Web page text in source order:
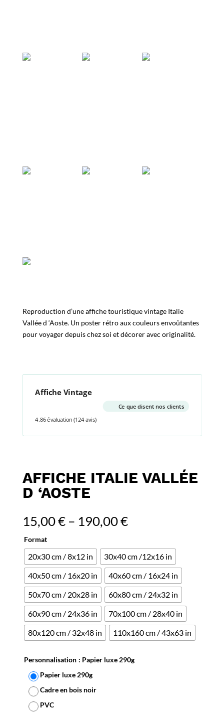
Reproduction d’une affiche touristique vintage Italie
Vallée d ‘Aoste. Un poster rétro aux couleurs envoûtantes
pour voyager depuis chez soi et décorer avec originalité.
Affiche Vintage
Ce que disent nos clients
4.86 évaluation (124 avis)
AFFICHE ITALIE VALLÉE
D ‘AOSTE
15,00€– 190,00€
Format
20x30 cm / 8x12 in
30x40 cm /12x16 in
40x50 cm / 16x20 in
40x60 cm / 16x24 in
50x70 cm / 20x28 in
60x80 cm / 24x32 in
60x90 cm / 24x36 in
70x100 cm / 28x40 in
80x120 cm / 32x48 in
110x160 cm / 43x63 in
Personnalisation : Papier luxe 290g
Papier luxe 290g
Cadre en bois noir
PVC